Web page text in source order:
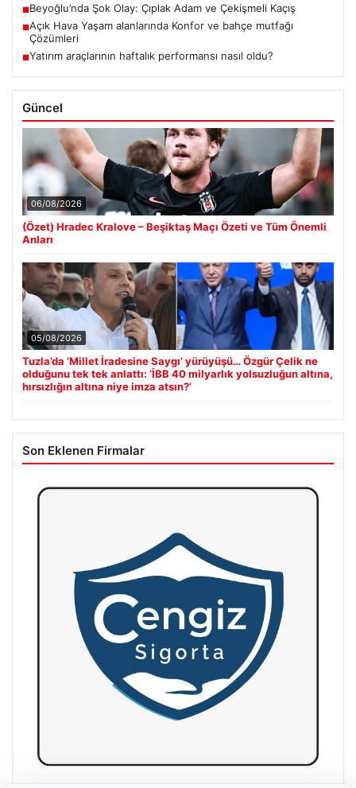
■Beyoğlu’nda Şok Olay: Çıplak Adam ve Çekişmeli Kaçış
■Açık Hava Yaşam alanlarında Konfor ve bahçe mutfağı
Çözümleri
■Yatırım araçlarının haftalık performansı nasıl oldu?
Güncel
06/08/2026
(Özet) Hradec Kralove – Beşiktaş Maçı Özeti ve Tüm Önemli
Anları
05/08/2026
Tuzla’da ‘Millet İradesine Saygı’ yürüyüşü… Özgür Çelik ne
olduğunu tek tek anlattı: ‘İBB 40 milyarlık yolsuzluğun altına,
hırsızlığın altına niye imza atsın?’
Son Eklenen Firmalar